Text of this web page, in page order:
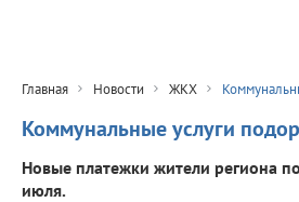
Главная Новости ЖКХ
Коммунальные услуги
Новые платежки жители региона
июля.